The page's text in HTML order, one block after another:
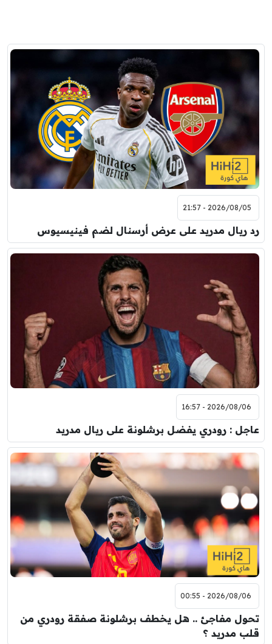
2026/08/05 - 21:57
رد ريال مدريد على عرض أرسنال لضم فينيسيوس
2026/08/06 - 16:57
عاجل : رودري يفضل برشلونة على ريال مدريد
2026/08/06 - 00:55
تحول مفاجئ .. هل يخطف برشلونة صفقة رودري من
قلب مدريد ؟